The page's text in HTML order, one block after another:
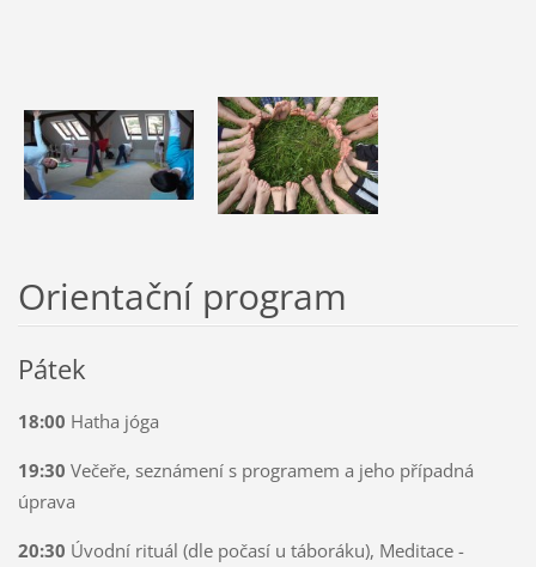
Orientační program
Pátek
18:00 Hatha jóga
19:30 Večeře, seznámení s programem a jeho případná
úprava
20:30 Úvodní rituál (dle počasí u táboráku), Meditace -